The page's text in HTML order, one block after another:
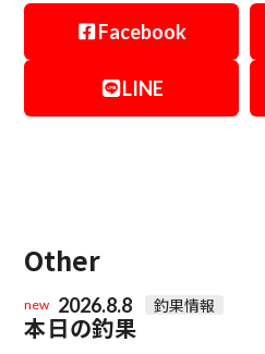
Facebook
LINE
Other
new 2026.8.8 釣果情報
本日の釣果